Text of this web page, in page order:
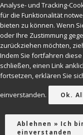
Analyse- und Tracking-
für die Funktionalität
bieten zu können. Wenn
oder Ihre Zustimmung
zurückziehen möchten,
Indem Sie fortfahren
schließen, einen Link
fortsetzen, erklären Sie
einverstanden. Ok.
Ablehnen » Ich
einverstanden